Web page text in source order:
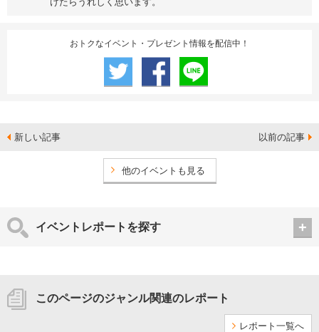
おトクなイベント・プレゼント情報を配信中！
新しい記事 以前の記事
他のイベントも見る
イベントレポートを探す
このページのジャンル関連のレポート
レポート一覧へ